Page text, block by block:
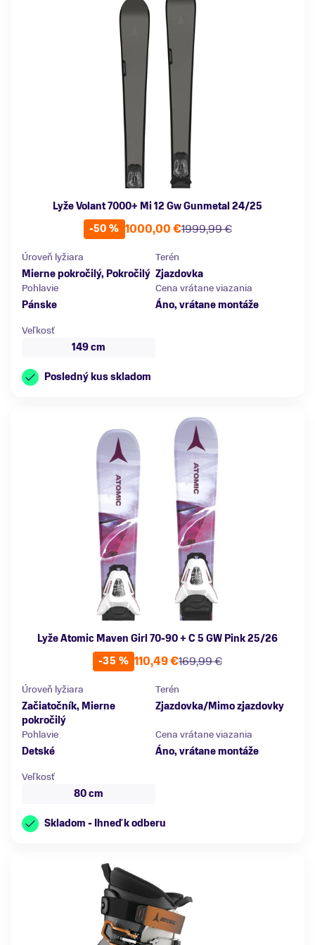
Lyže Volant 7000+ Mi 12 Gw Gunmetal 24/25
-50 %
1999,99 €
1000,00 €
Úroveň lyžiara
Mierne pokročilý, Pokročilý
Terén
Zjazdovka
Pohlavie
Pánske
Cena vrátane viazania
Áno, vrátane montáže
Veľkosť
149 cm
Posledný kus skladom
Lyže Atomic Maven Girl 70-90 + C 5 GW Pink 25/26
-35 %
169,99 €
110,49 €
Úroveň lyžiara
Začiatočník, Mierne
pokročilý
Terén
Zjazdovka/Mimo zjazdovky
Pohlavie
Detské
Cena vrátane viazania
Áno, vrátane montáže
Veľkosť
80 cm
Skladom - Ihneď k odberu